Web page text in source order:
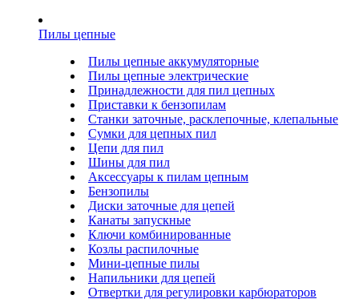
Пилы цепные
Пилы цепные аккумуляторные
Пилы цепные электрические
Принадлежности для пил цепных
Приставки к бензопилам
Станки заточные, расклепочные, клепальные
Сумки для цепных пил
Цепи для пил
Шины для пил
Аксессуары к пилам цепным
Бензопилы
Диски заточные для цепей
Канаты запускные
Ключи комбинированные
Козлы распилочные
Мини-цепные пилы
Напильники для цепей
Отвертки для регулировки карбюраторов